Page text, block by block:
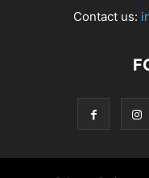
Contact us: